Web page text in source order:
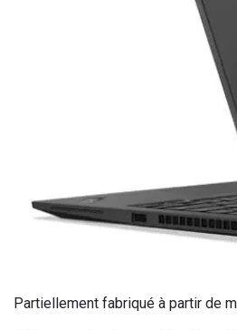
Partiellement fabriqué à partir de